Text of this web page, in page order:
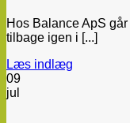
Hos Balance ApS
tilbage igen i [...]
Læs indlæg
09
jul